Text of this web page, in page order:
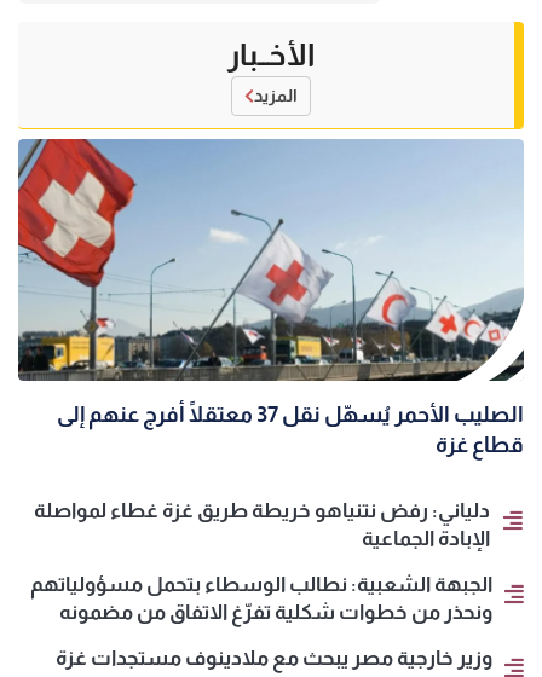
الأخــبار
المزيد
الصليب الأحمر يُسهّل نقل 37 معتقلًا أُفرج عنهم إلى
قطاع غزة
دلياني: رفض نتنياهو خريطة طريق غزة غطاء لمواصلة
الإبادة الجماعية
الجبهة الشعبية: نطالب الوسطاء بتحمل مسؤولياتهم
ونحذر من خطوات شكلية تفرّغ الاتفاق من مضمونه
وزير خارجية مصر يبحث مع ملادينوف مستجدات غزة